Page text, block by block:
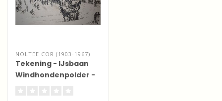
NOLTEE COR (1903-1967)
Tekening - IJsbaan
Windhondenpolder -